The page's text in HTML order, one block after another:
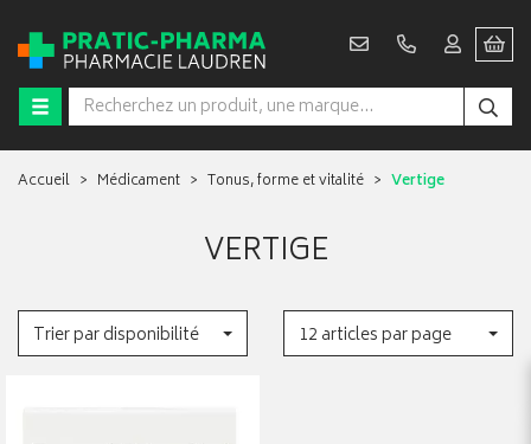
Accueil Médicament Tonus, forme et vitalité Vertige
VERTIGE
Trier par disponibilité 12 articles par page